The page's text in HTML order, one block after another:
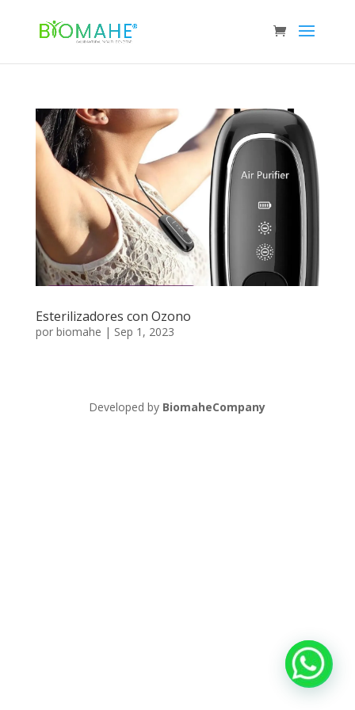
Esterilizadores con Ozono
por biomahe | Sep 1, 2023
Developed by BiomaheCompany